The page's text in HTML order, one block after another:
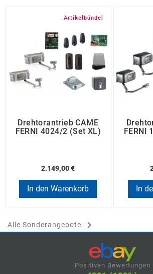
Artikelbündel
Drehtorantrieb CAME
FERNI 4024/2 (Set XL)
2.149,00 €
In den Warenkorb
FERNI
In
Alle Sonderangebote 
Positiven Bewertungen